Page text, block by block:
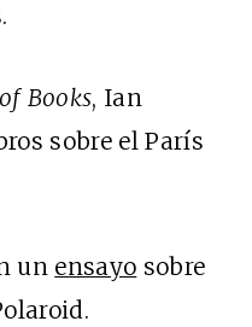
Books, Ian
sobre el París
un ensayo sobre